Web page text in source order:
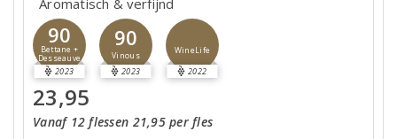
Aromatisch & verfijnd
90
Bettane +
Desseauve
2023
90
Vinous
2023
WineLife
2022
23,95
Vanaf 12 flessen 21,95 per fles